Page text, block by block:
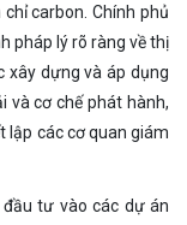
carbon. Chính phủ
pháp lý rõ ràng về thị
xây dựng và áp dụng
và cơ chế phát hành,
lập các cơ quan giám
tư vào các dự án